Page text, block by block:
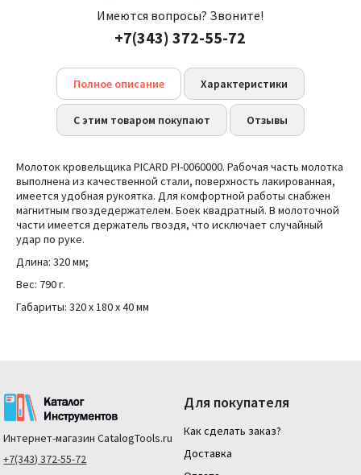
Имеются вопросы? Звоните!
+7(343) 372-55-72
Полное описание Характеристики
С этим товаром покупают Отзывы
Молоток кровельщика PICARD PI-0060000. Рабочая часть молотка
выполнена из качественной стали, поверхность лакированная,
имеется удобная рукоятка. Для комфортной работы снабжен
магнитным гвоздедержателем. Боек квадратный. В молоточной
части имеется держатель гвоздя, что исключает случайный
удар по руке.
Длина: 320 мм;
Вес: 790 г.
Габариты: 320 x 180 x 40 мм
Интернет-магазин CatalogTools.ru
+7(343) 372-55-72
Для покупателя
Как сделать заказ?
Доставка